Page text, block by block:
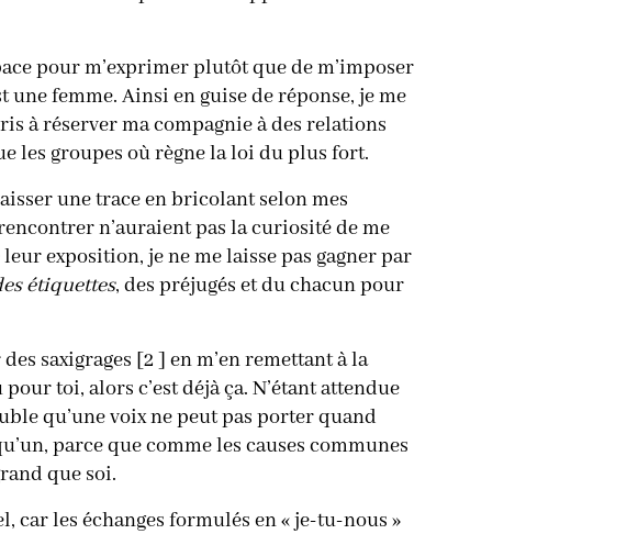
pour m’exprimer plutôt que de m’imposer
femme. Ainsi en guise de réponse, je me
à réserver ma compagnie à des relations
les groupes où règne la loi du plus fort.
une trace en bricolant selon mes
n’auraient pas la curiosité de me
exposition, je ne me laisse pas gagner par
étiquettes, des préjugés et du chacun pour
saxigrages [2 ] en m’en remettant à la
toi, alors c’est déjà ça. N’étant attendue
qu’une voix ne peut pas porter quand
parce que comme les causes communes
que soi.
les échanges formulés en « je-tu-nous »